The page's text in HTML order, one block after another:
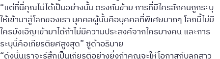
“แต่ที่นี่คุณไม่ได้เป็นอย่างนั้น ตรงกันข้าม การที่มีใครสักคนถูกระบุ
ให้เข้ามาสู่โลกของเรา บุคคลผู้นั้นคือบุคคลที่พิเศษมากๆ โลกนี้ไม่มี
ใครบังเอิญเข้ามาได้ถ้าไม่มีความประสงค์จากใครบางคน และการ
ระบุนี้คือเกียรติยศสูงสุด” ซูด้าอธิบาย
“ดังนั้นเราจะรู้สึกเป็นเกียรติอย่างยิ่งถ้าคุณจะให้โอกาสกับลูกสาว